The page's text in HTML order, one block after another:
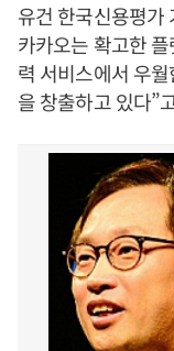
유건 한국신용평가
카카오는 확고한
력 서비스에서 우
을 창출하고 있다”